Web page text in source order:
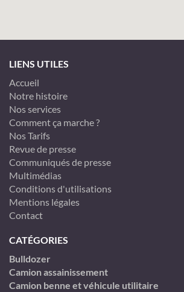
LIENS UTILES
Accueil
Notre histoire
Nos services
Comment ça marche ?
Nos Tarifs
Revue de presse
Communiqués de presse
Multimédias
Conditions d'utilisations
Mentions légales
Contact
CATÉGORIES
Bulldozer
Camion assainissement
Camion benne et véhicule utilitaire